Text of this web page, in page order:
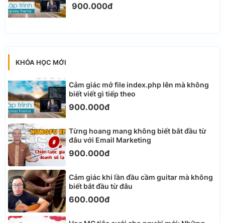
900.000đ
KHÓA HỌC MỚI
Cảm giác mở file index.php lên mà không
biết viết gì tiếp theo
900.000đ
Từng hoang mang không biết bắt đầu từ
đâu với Email Marketing
900.000đ
Cảm giác khi lần đầu cầm guitar mà không
biết bắt đầu từ đâu
600.000đ